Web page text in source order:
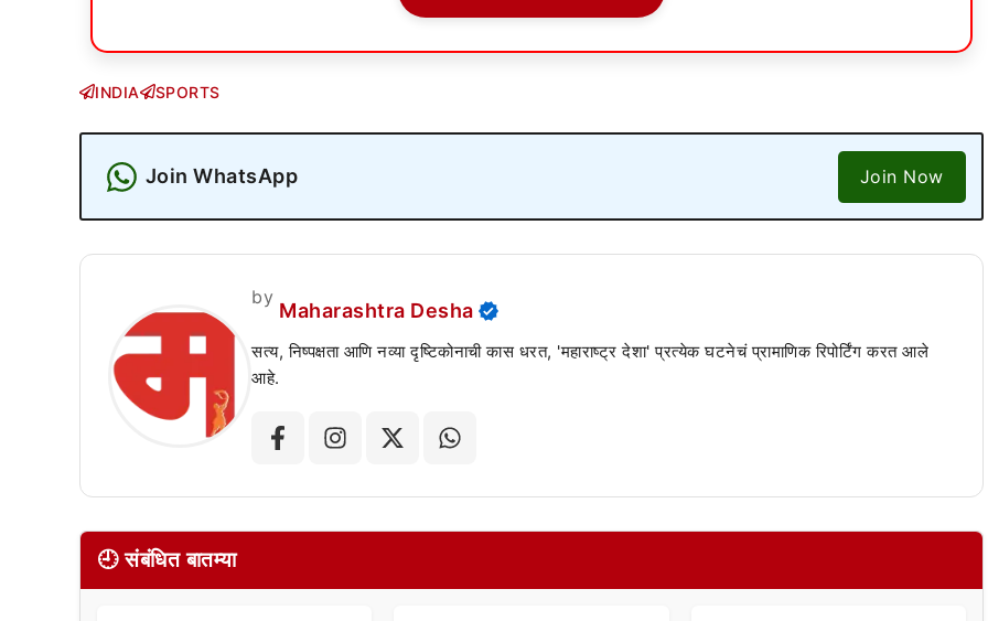
INDIA SPORTS
Join WhatsApp Join Now
by
Maharashtra Desha
सत्य, निष्पक्षता आणि नव्या दृष्टिकोनाची कास धरत, 'महाराष्ट्र देशा' प्रत्येक घटनेचं प्रामाणिक रिपोर्टिंग करत आले
आहे.
🕘 संबंधित बातम्या